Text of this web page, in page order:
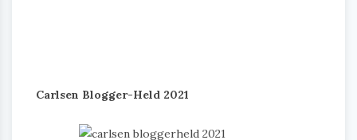
Carlsen Blogger-Held 2021